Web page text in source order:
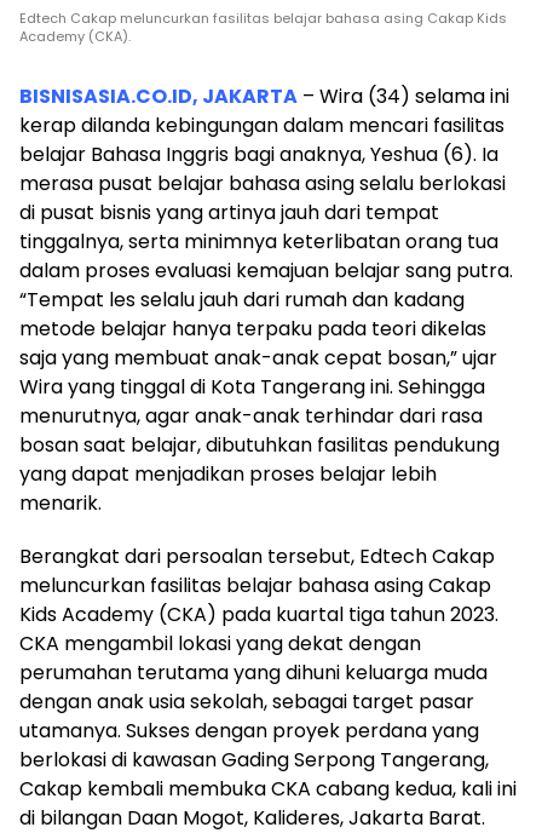
Edtech Cakap meluncurkan fasilitas belajar bahasa asing Cakap Kids
Academy (CKA).
BISNISASIA.CO.ID, JAKARTA – Wira (34) selama ini
kerap dilanda kebingungan dalam mencari fasilitas
belajar Bahasa Inggris bagi anaknya, Yeshua (6). Ia
merasa pusat belajar bahasa asing selalu berlokasi
di pusat bisnis yang artinya jauh dari tempat
tinggalnya, serta minimnya keterlibatan orang tua
dalam proses evaluasi kemajuan belajar sang putra.
“Tempat les selalu jauh dari rumah dan kadang
metode belajar hanya terpaku pada teori dikelas
saja yang membuat anak-anak cepat bosan,” ujar
Wira yang tinggal di Kota Tangerang ini. Sehingga
menurutnya, agar anak-anak terhindar dari rasa
bosan saat belajar, dibutuhkan fasilitas pendukung
yang dapat menjadikan proses belajar lebih
menarik.
Berangkat dari persoalan tersebut, Edtech Cakap
meluncurkan fasilitas belajar bahasa asing Cakap
Kids Academy (CKA) pada kuartal tiga tahun 2023.
CKA mengambil lokasi yang dekat dengan
perumahan terutama yang dihuni keluarga muda
dengan anak usia sekolah, sebagai target pasar
utamanya. Sukses dengan proyek perdana yang
berlokasi di kawasan Gading Serpong Tangerang,
Cakap kembali membuka CKA cabang kedua, kali ini
di bilangan Daan Mogot, Kalideres, Jakarta Barat.